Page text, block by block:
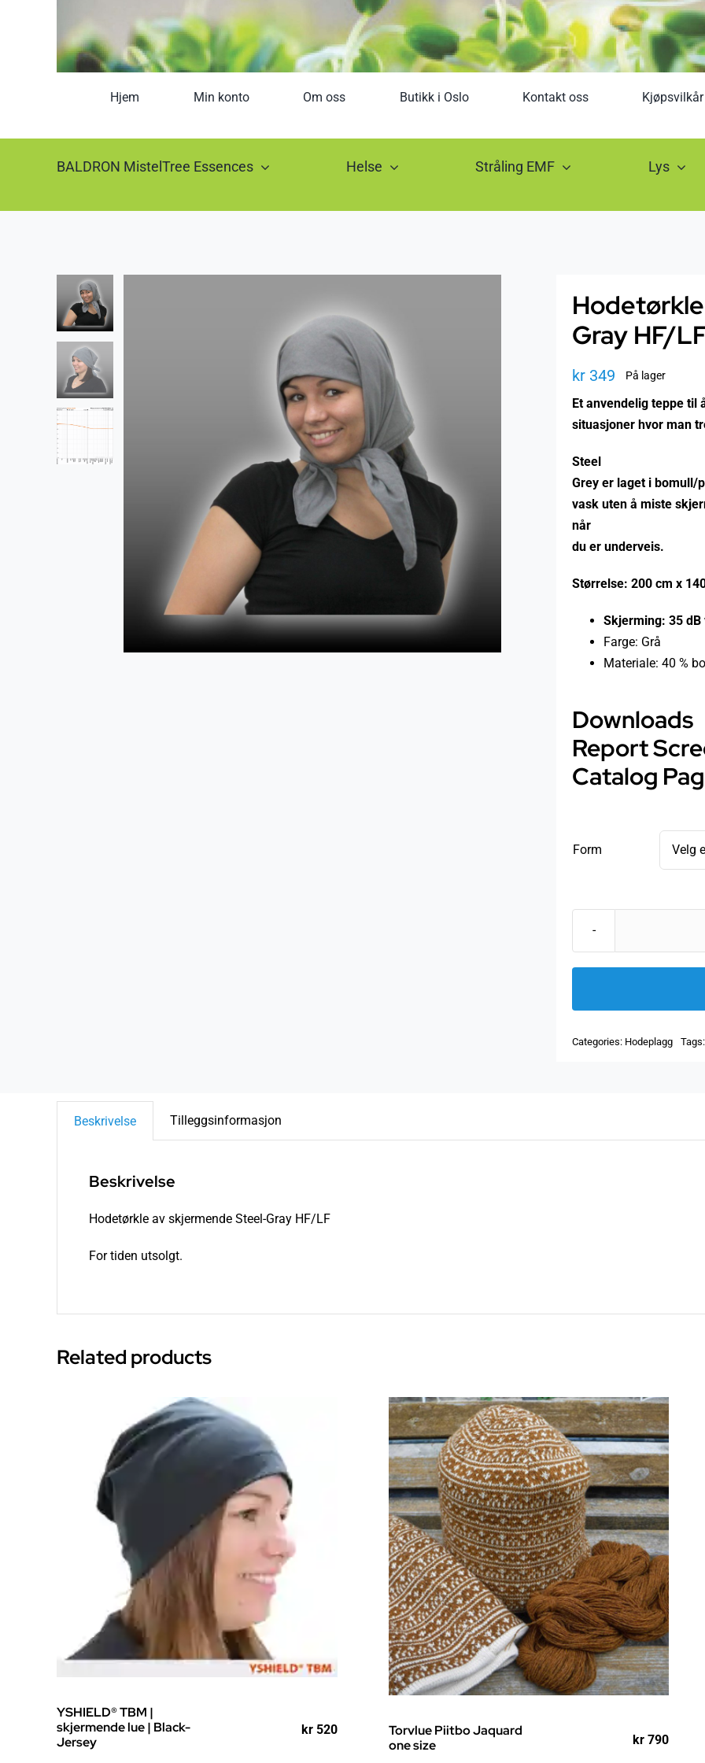
Hjem Min konto Om oss Butikk i Oslo Kontakt oss Kjøpsvilkår
BALDRON MistelTree Essences Helse Stråling EMF Lys
Gray HF/
kr 349 På lager
Et anvendelig teppe til
situasjoner hvor man
Steel
Grey er laget i bomull/
vask uten å miste
når
du er underveis.
Størrelse: 200 cm x
Skjerming: 35 dB
Farge: Grå
Materiale: 40 %
Downloads
Report
Catalog
Form
Categories: Hodeplagg Tags:
Beskrivelse Tilleggsinformasjon
Beskrivelse
Hodetørkle av skjermende Steel-Gray HF/LF
For tiden utsolgt.
Related products
YSHIELD® TBM |
skjermende lue | Black-
Jersey
kr520
Torvlue Piitbo Jaquard
one size
kr 790